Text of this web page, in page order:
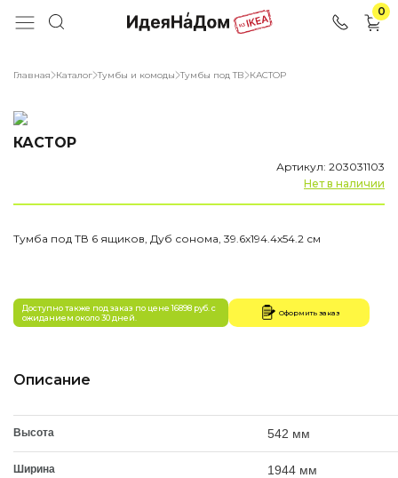
0
Главная Каталог Тумбы и комоды Тумбы под ТВ КАСТОР
КАСТОР
Артикул: 203031103
Нет в наличии
Тумба под ТВ 6 ящиков, Дуб сонома, 39.6х194.4х54.2 см
Доступно также под заказ по цене 16898 руб. с
ожиданием около 30 дней.
Оформить заказ
Описание
Высота 542 мм
Ширина 1944 мм